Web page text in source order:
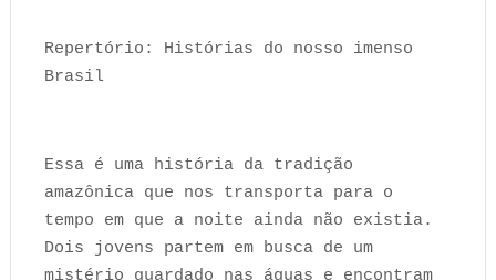
Repertório: Histórias do nosso imenso
Brasil
Essa é uma história da tradição
amazônica que nos transporta para o
tempo em que a noite ainda não existia.
Dois jovens partem em busca de um
mistério guardado nas águas e encontram